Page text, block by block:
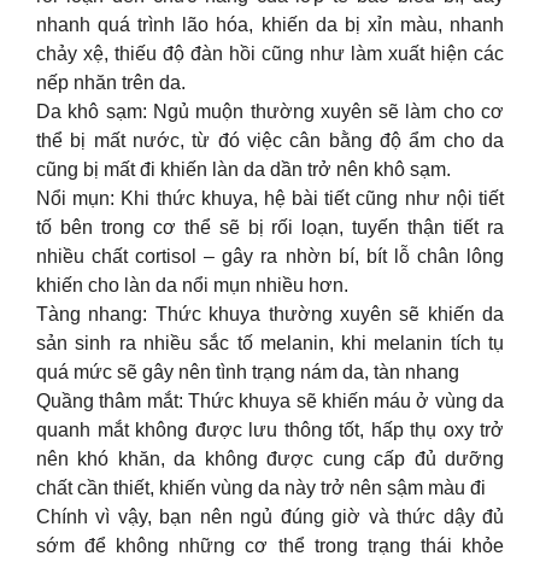
nhanh quá trình lão hóa, khiến da bị xỉn màu, nhanh
chảy xệ, thiếu độ đàn hồi cũng như làm xuất hiện các
nếp nhăn trên da.
Da khô sạm: Ngủ muộn thường xuyên sẽ làm cho cơ
thể bị mất nước, từ đó việc cân bằng độ ẩm cho da
cũng bị mất đi khiến làn da dần trở nên khô sạm.
Nổi mụn: Khi thức khuya, hệ bài tiết cũng như nội tiết
tố bên trong cơ thể sẽ bị rối loạn, tuyến thận tiết ra
nhiều chất cortisol – gây ra nhờn bí, bít lỗ chân lông
khiến cho làn da nổi mụn nhiều hơn.
Tàng nhang: Thức khuya thường xuyên sẽ khiến da
sản sinh ra nhiều sắc tố melanin, khi melanin tích tụ
quá mức sẽ gây nên tình trạng nám da, tàn nhang
Quầng thâm mắt: Thức khuya sẽ khiến máu ở vùng da
quanh mắt không được lưu thông tốt, hấp thụ oxy trở
nên khó khăn, da không được cung cấp đủ dưỡng
chất cần thiết, khiến vùng da này trở nên sậm màu đi
Chính vì vậy, bạn nên ngủ đúng giờ và thức dậy đủ
sớm để không những cơ thể trong trạng thái khỏe